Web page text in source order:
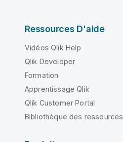
Ressources D'aide
Vidéos Qlik Help
Qlik Developer
Formation
Apprentissage Qlik
Qlik Customer Portal
Bibliothèque des ressources